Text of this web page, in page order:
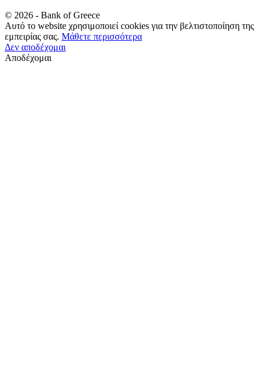
© 2026 - Bank of Greece
Αυτό το website χρησιμοποιεί cookies για την βελτιστοποίηση της
εμπειρίας σας. Μάθετε περισσότερα
Δεν αποδέχομαι
Αποδέχομαι